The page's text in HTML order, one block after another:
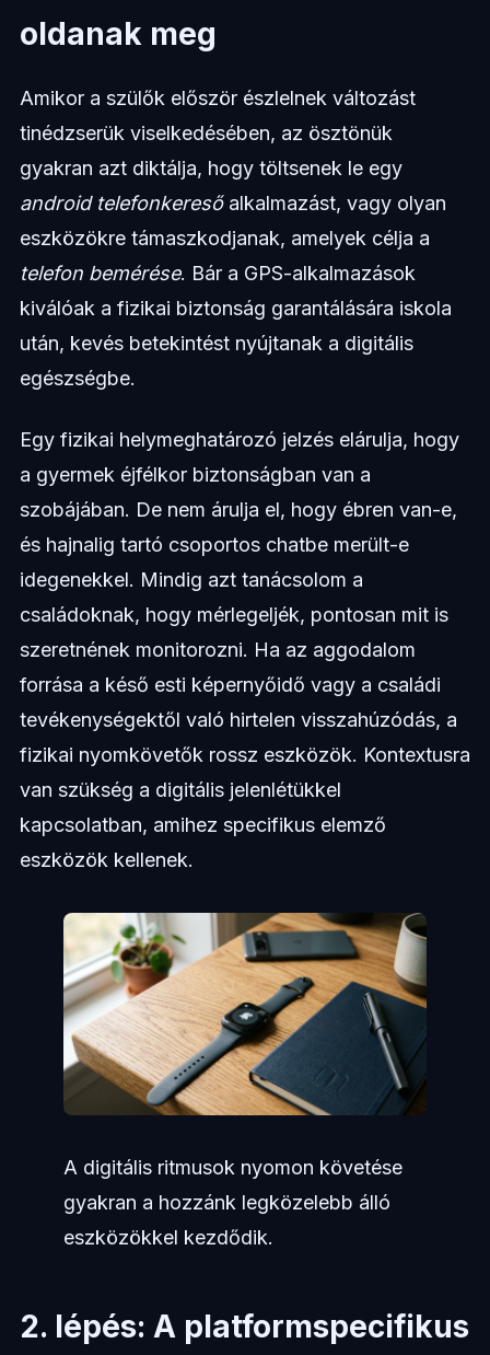
oldanak meg
Amikor a szülők először észlelnek változást
tinédzserük viselkedésében, az ösztönük
gyakran azt diktálja, hogy töltsenek le egy
android telefonkeresőalkalmazást, vagy olyan
eszközökre támaszkodjanak, amelyek célja a
telefon bemérése. Bár a GPS-alkalmazások
kiválóak a fizikai biztonság garantálására iskola
után, kevés betekintést nyújtanak a digitális
egészségbe.
Egy fizikai helymeghatározó jelzés elárulja, hogy
a gyermek éjfélkor biztonságban van a
szobájában. De nem árulja el, hogy ébren van-e,
és hajnalig tartó csoportos chatbe merült-e
idegenekkel. Mindig azt tanácsolom a
családoknak, hogy mérlegeljék, pontosan mit is
szeretnének monitorozni. Ha az aggodalom
forrása a késő esti képernyőidő vagy a családi
tevékenységektől való hirtelen visszahúzódás, a
fizikai nyomkövetők rossz eszközök. Kontextusra
van szükség a digitális jelenlétükkel
kapcsolatban, amihez specifikus elemző
eszközök kellenek.
A digitális ritmusok nyomon követése
gyakran a hozzánk legközelebb álló
eszközökkel kezdődik.
2. lépés: A platformspecifikus